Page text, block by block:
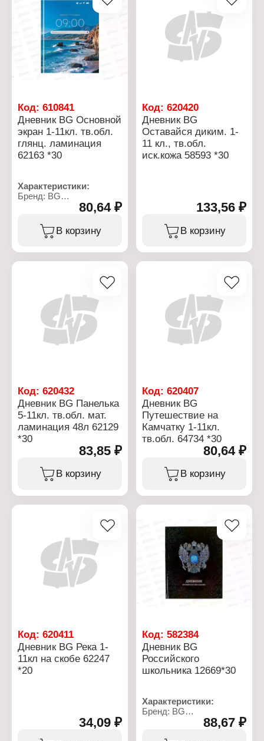
обложка
Количество листов: 48 л
Формат: А5
Плотность бумаги: 60 г/
Вариация: 1-11 класс
Белизна бумаги, %: 100
Цвет печати: в 1 краску
день: 8
Эффект обложки:
глянцевая ламинация
Код: 610841
Дневник BG Основной
экран 1-11кл. тв.обл.
глянц. ламинация
62163 *30
Характеристики:
Бренд: BG
Артикул: 386562
Тип товара: Дневник
Дизайн: "Основной
Тип обложки: твердая
Количество листов: 40 л
Формат: А5
Плотность бумаги: 60 г/
Вариация: 1-11 класс
Белизна бумаги, %: 100
день: 8
Эффект обложки:
глянцевая ламинация
80,64 ₽
В корзину
Код:620420
Дневник BG
Оставайся диким. 1-
11 кл., тв.обл.
иск.кожа 58593 *30
133,56 ₽
В корзину
Код: 620432
Дневник BG Панелька
5-11кл. тв.обл. мат.
ламинация 48л 62129
*30
83,85 ₽
В корзину
Код:620407
Дневник BG
Путешествие на
Камчатку 1-11кл.
тв.обл. 64734 *30
80,64 ₽
В корзину
Код: 620411
Дневник BG Река 1-
11кл на скобе 62247
*20
34,09 ₽
Код:582384
Дневник BG
Российского
школьника 12669*30
Характеристики:
Бренд: BG
Артикул: 360578
Тип товара: Дневник
88,67 ₽